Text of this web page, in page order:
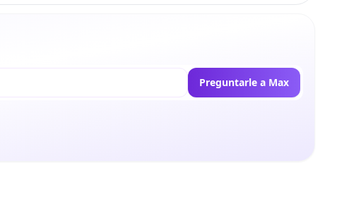
Preguntarle a Max